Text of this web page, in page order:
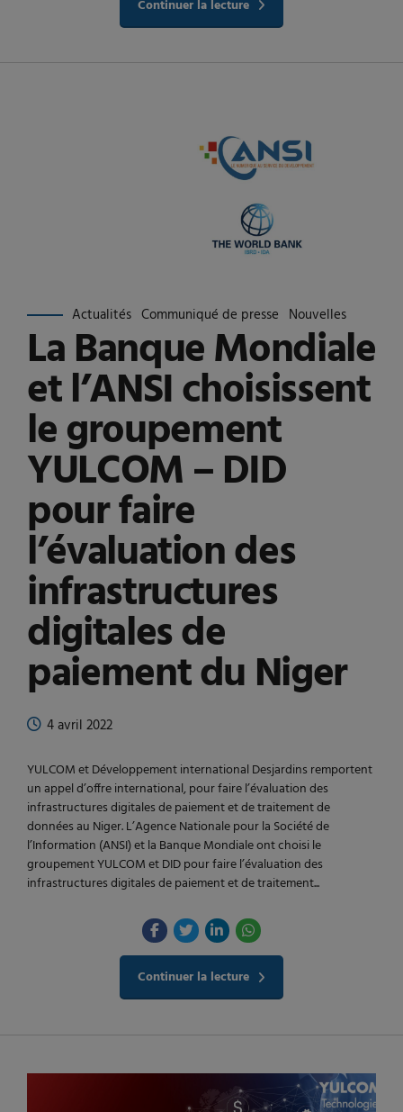
Continuer la lecture
Actualités Communiqué de presse Nouvelles
La Banque Mondiale
et l’ANSI choisissent
le groupement
YULCOM – DID
pour faire
l’évaluation des
infrastructures
digitales de
paiement du Niger
4 avril 2022
YULCOM et Développement international Desjardins remportent
un appel d’offre international, pour faire l’évaluation des
infrastructures digitales de paiement et de traitement de
données au Niger. L’Agence Nationale pour la Société de
l’Information (ANSI) et la Banque Mondiale ont choisi le
groupement YULCOM et DID pour faire l’évaluation des
infrastructures digitales de paiement et de traitement...
Continuer la lecture